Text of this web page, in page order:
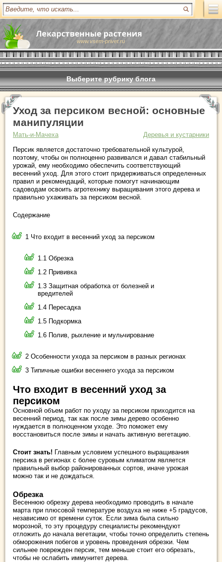
www.vsem-privet.ru
Выберите рубрику блога
Уход за персиком весной: основные
манипуляции
Мать-и-Мачеха
Деревья и кустарники
Персик является достаточно требовательной культурой,
поэтому, чтобы он полноценно развивался и давал стабильный
урожай, ему необходимо обеспечить соответствующий
весенний уход. Для этого стоит придерживаться определенных
правил и рекомендаций, которые помогут начинающим
садоводам освоить агротехнику выращивания этого дерева и
правильно ухаживать за персиком весной.
Содержание
1 Что входит в весенний уход за персиком
1.1 Обрезка
1.2 Прививка
1.3 Защитная обработка от болезней и
вредителей
1.4 Пересадка
1.5 Подкормка
1.6 Полив, рыхление и мульчирование
2 Особенности ухода за персиком в разных регионах
3 Типичные ошибки весеннего ухода за персиком
Что входит в весенний уход за
персиком
Основной объем работ по уходу за персиком приходится на
весенний период, так как после зимы дерево особенно
нуждается в полноценном уходе. Это поможет ему
восстановиться после зимы и начать активную вегетацию.
Стоит знать! Главным условием успешного выращивания
персика в регионах с более суровым климатом является
правильный выбор районированных сортов, иначе урожая
можно так и не дождаться.
Обрезка
Весеннюю обрезку дерева необходимо проводить в начале
марта при плюсовой температуре воздуха не ниже +5 градусов,
независимо от времени суток. Если зима была сильно
морозной, то эту процедуру специалисты рекомендуют
отложить до начала вегетации, чтобы точно определить степень
обморожения побегов и уровень проведения обрезки. Чем
сильнее поврежден персик, тем меньше стоит его обрезать,
чтобы не ослабить иммунитет дерева.